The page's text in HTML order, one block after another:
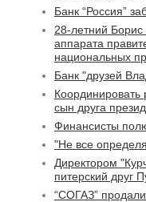
Банк “Россия”
28-летний Борис
аппарата
национальных
Банк "друзей
Координировать
сын друга
Финансисты
"Не все
Директором
питерский друг
“СОГАЗ”